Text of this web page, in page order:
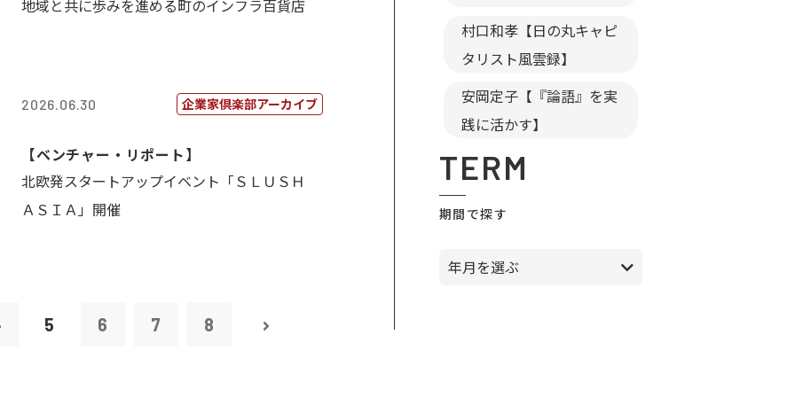
地域と共に歩みを進める町のインフラ百貨店
2026.06.30 企業家倶楽部アーカイブ
【ベンチャー・リポート】
北欧発スタートアップイベント「ＳＬＵＳＨ
ＡＳＩＡ」開催
5 6 7 8
村口和孝【日の丸キャピ
タリスト風雲録】
安岡定子【『論語』を実
践に活かす】
TERM
期間で探す
年月を選ぶ